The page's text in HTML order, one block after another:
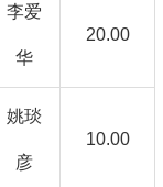
李爱
华
20.00
姚琰
彦
10.00